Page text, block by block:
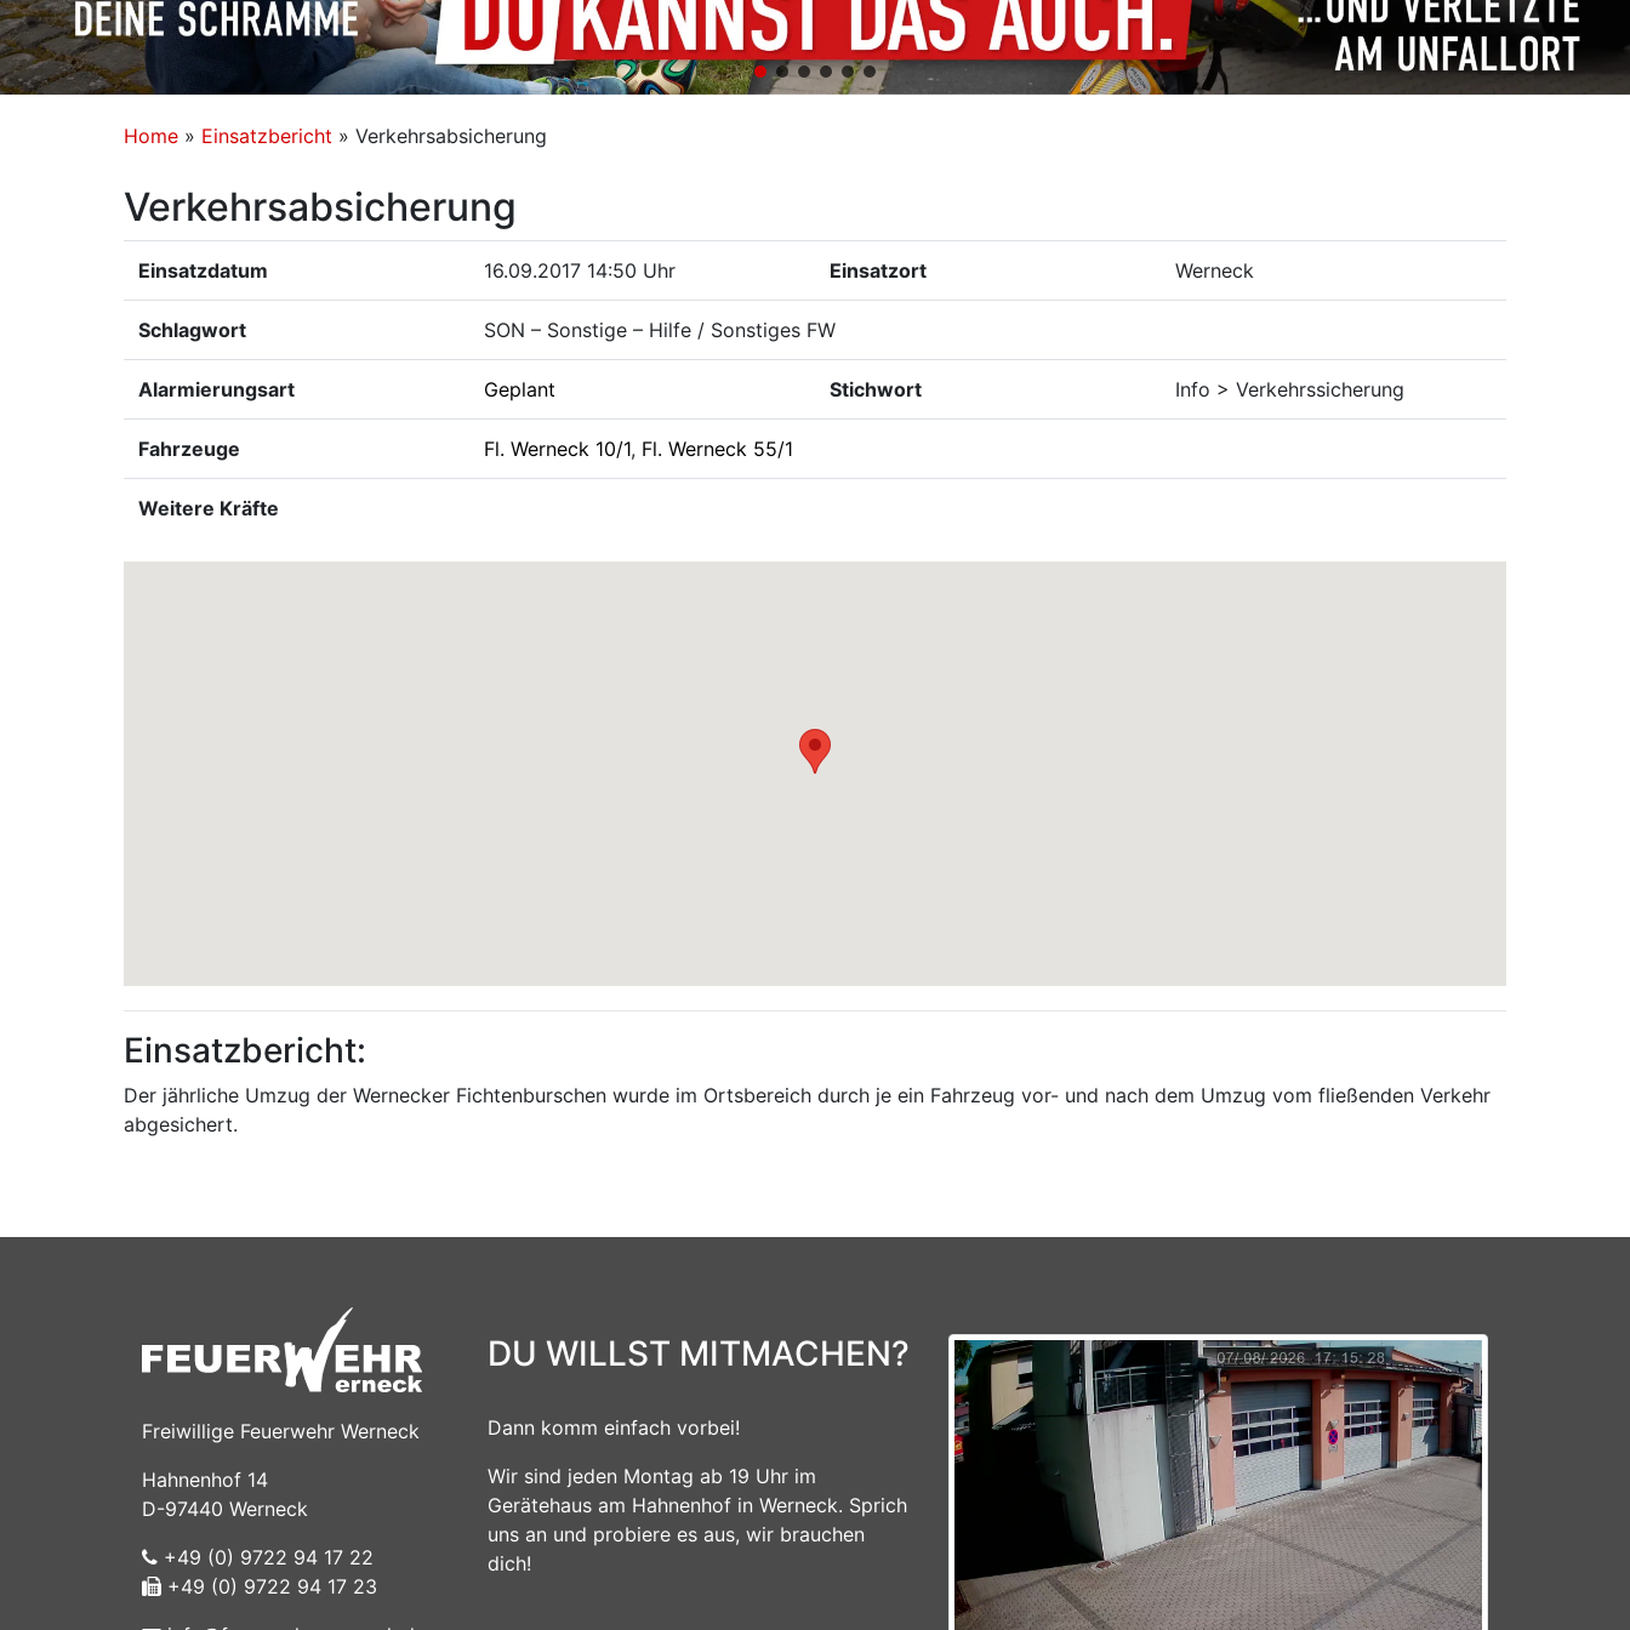
Home » Einsatzbericht » Verkehrsabsicherung
Verkehrsabsicherung
Einsatzdatum 16.09.2017 14:50 Uhr Einsatzort Werneck
Schlagwort SON – Sonstige – Hilfe / Sonstiges FW
Alarmierungsart Geplant Stichwort Info > Verkehrssicherung
Fahrzeuge Fl. Werneck 10/1, Fl. Werneck 55/1
Weitere Kräfte
Einsatzbericht:
Der jährliche Umzug der Wernecker Fichtenburschen wurde im Ortsbereich durch je ein Fahrzeug vor- und nach dem Umzug vom fließenden Verkehr
abgesichert.
Freiwillige Feuerwehr Werneck
Hahnenhof 14
D-97440 Werneck
+49 (0) 9722 94 17 22
+49 (0) 9722 94 17 23
DU WILLST MITMACHEN?
Dann komm einfach vorbei!
Wir sind jeden Montag ab 19 Uhr im
Gerätehaus am Hahnenhof in Werneck. Sprich
uns an und probiere es aus, wir brauchen
dich!